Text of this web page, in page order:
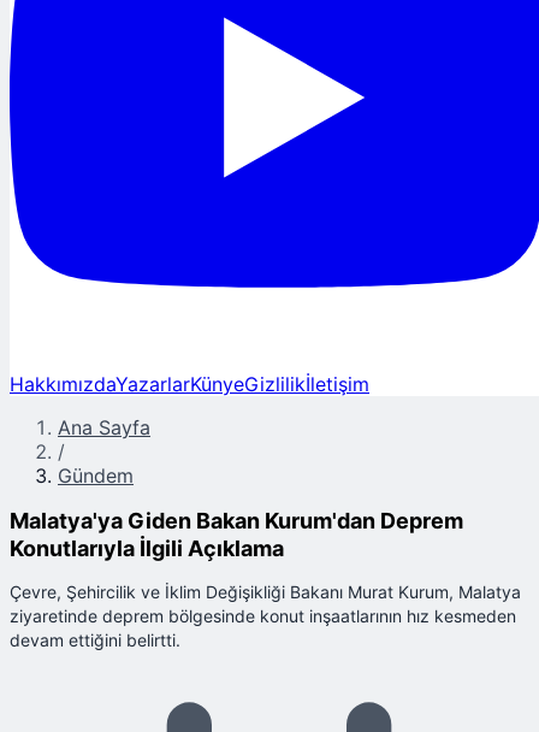
HakkımızdaYazarlarKünyeGizlilikİletişim
Ana Sayfa
/
Gündem
Malatya'ya Giden Bakan Kurum'dan Deprem
Konutlarıyla İlgili Açıklama
Çevre, Şehircilik ve İklim Değişikliği Bakanı Murat Kurum, Malatya
ziyaretinde deprem bölgesinde konut inşaatlarının hız kesmeden
devam ettiğini belirtti.